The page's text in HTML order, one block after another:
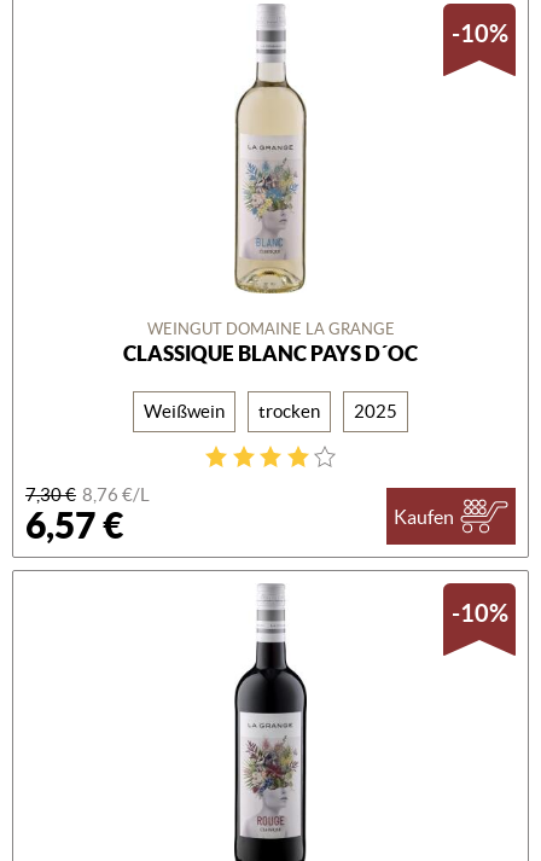
-10%
WEINGUT DOMAINE LA GRANGE
CLASSIQUE BLANC PAYS D´OC
Weißwein trocken 2025
7,30 € 8,76 €/L
6,57 € Kaufen
-10%